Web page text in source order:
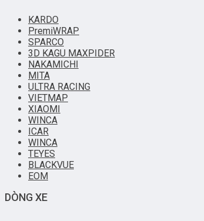
KARDO
PremiWRAP
SPARCO
3D KAGU MAXPIDER
NAKAMICHI
MITA
ULTRA RACING
VIETMAP
XIAOMI
WINCA
ICAR
WINCA
TEYES
BLACKVUE
EOM
DÒNG XE